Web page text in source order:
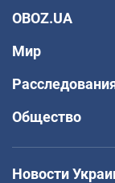
OBOZ.UA
Мир
Общество
Новости